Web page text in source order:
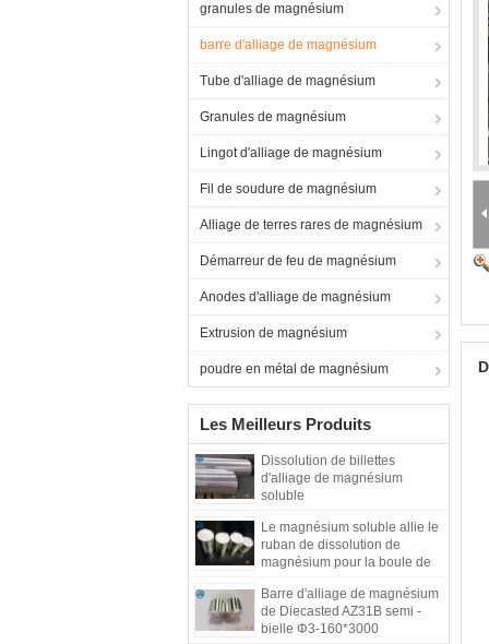
granules de magnésium
barre d'alliage de magnésium
Tube d'alliage de magnésium
Granules de magnésium
Lingot d'alliage de magnésium
Fil de soudure de magnésium
Alliage de terres rares de magnésium
Démarreur de feu de magnésium
Anodes d'alliage de magnésium
Extrusion de magnésium
poudre en métal de magnésium
Les Meilleurs Produits
Dissolution de billettes
d'alliage de magnésium
soluble
Le magnésium soluble allie le
ruban de dissolution de
magnésium pour la boule de
des outils de construction
Barre d'alliage de magnésium
de Diecasted AZ31B semi -
bielle Φ3-160*3000